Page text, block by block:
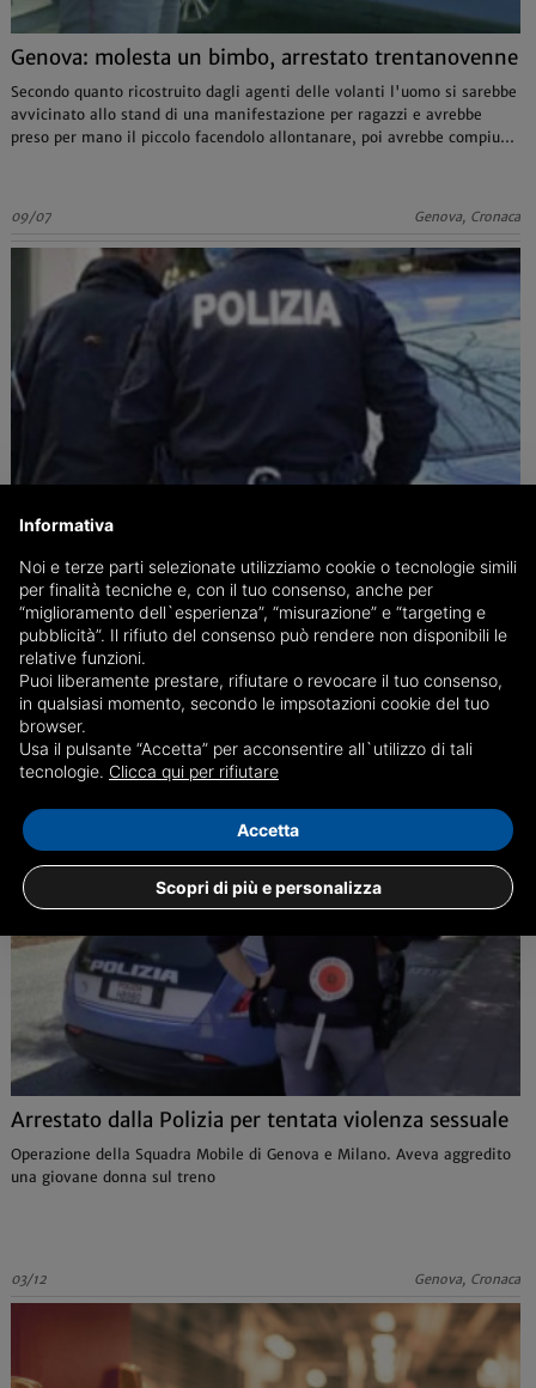
Genova: molesta un bimbo, arrestato trentanovenne
Secondo quanto ricostruito dagli agenti delle volanti l'uomo si sarebbe
avvicinato allo stand di una manifestazione per ragazzi e avrebbe
preso per mano il piccolo facendolo allontanare, poi avrebbe compiuto
09/07 Genova, Cronaca
Ubriaca, evade dagli arresti domiciliari: sarà
processata stamane
La donna si era scagliata contro i dipendenti di un esercizio
commerciale, lanciando contro di loro oggetti e accusandoli del furto
del suo cellulare
08/03
Arrestato dalla Polizia per tentata violenza sessuale
Operazione della Squadra Mobile di Genova e Milano. Aveva aggredito
una giovane donna sul treno
03/12 Genova, Cronaca
Informativa
Noi e terze parti selezionate utilizziamo cookie o tecnologie simili
per finalità tecniche e, con il tuo consenso, anche per
“miglioramento dell`esperienza”, “misurazione” e “targeting e
pubblicità”. Il rifiuto del consenso può rendere non disponibili le
relative funzioni.
Puoi liberamente prestare, rifiutare o revocare il tuo consenso,
in qualsiasi momento, secondo le impsotazioni cookie del tuo
browser.
Usa il pulsante “Accetta” per acconsentire all`utilizzo di tali
tecnologie. Clicca qui per rifiutare
Scopri di più e personalizza
Accetta